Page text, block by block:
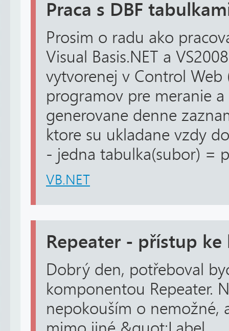
Praca s DBF
Prosim o radu ako
Visual Basis.NET a
vytvorenej v Control
programov pre meranie
generovane denne
ktore su ukladane vzdy
- jedna tabulka(subor) =
VB.NET
Repeater - přístup
Dobrý den, potřeboval
komponentou Repeater.
nepokouším o nemožné,